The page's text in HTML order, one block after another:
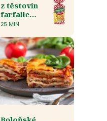
z těstovin
farfalle
s pomerančem
25 MIN